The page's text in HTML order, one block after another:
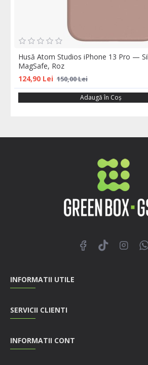
Husă Atom Studios iPhone 13 Pro —
MagSafe, Roz
124,90 Lei 150,00 Lei
Adaugă în Coş
INFORMATII UTILE
SERVICII CLIENTI
INFORMATII CONT